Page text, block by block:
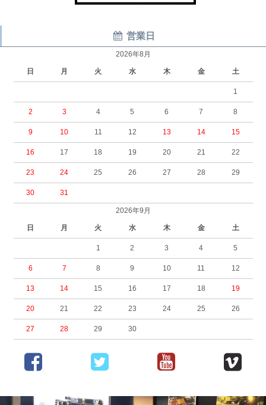
営業日
2026年8月
日 月 火 水 木 金 土
1
2 3 4 5 6 7 8
9 10 11 12 13 14 15
16 17 18 19 20 21 22
23 24 25 26 27 28 29
30 31
2026年9月
日 月 火 水 木 金 土
1 2 3 4 5
6 7 8 9 10 11 12
13 14 15 16 17 18 19
20 21 22 23 24 25 26
27 28 29 30